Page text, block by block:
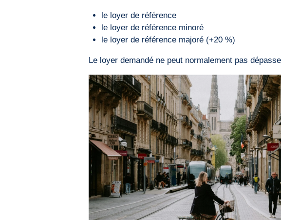
le loyer de référence
le loyer de référence minoré
le loyer de référence majoré (+20 %)
Le loyer demandé ne peut normalement pas